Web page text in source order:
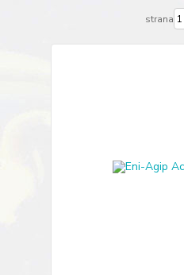
strana